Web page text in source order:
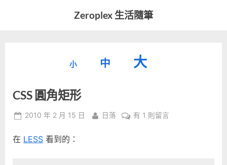
Zeroplex 生活隨筆
發
活
事
小
小。
中
重
型
大
字
CSS 圓角矩形
Posted
2010 年 2 月 15 日 By
日落
在
有 1 則留言
在 LESS 看到的：